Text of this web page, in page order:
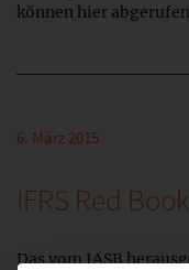
können hier
6. März 2015
IFRS Red
Das vom IASB